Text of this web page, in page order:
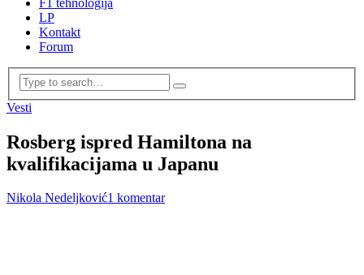
F1 tehnologija
LP
Kontakt
Forum
Vesti
Rosberg ispred Hamiltona na
kvalifikacijama u Japanu
Nikola Nedeljković1 komentar